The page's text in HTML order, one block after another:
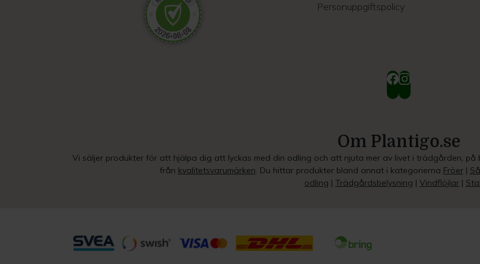
Personuppgiftspolicy
Om Plantigo.se
Vi säljer produkter för att hjälpa dig att lyckas med din odling och att njuta mer av livet i trädgården,
från kvalitetsvarumärken. Du hittar produkter bland annat i kategorierna Fröer|
odling | Trädgårdsbelysning | Vindflöjlar |